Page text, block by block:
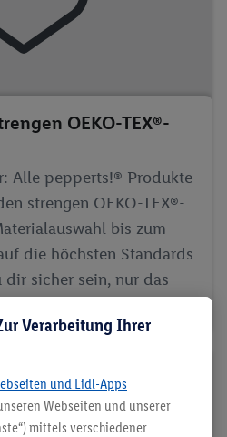
OEKO-TEX®-
Alle pepperts!® Produkte
strengen OEKO-TEX®-
bis zum
die höchsten Standards
dir sicher sein, nur das
Verarbeitung Ihrer
und Lidl-Apps
Webseiten und unserer
mittels verschiedener